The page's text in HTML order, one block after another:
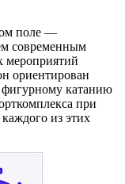
поле —
современным
мероприятий
ориентирован
фигурному катанию
при
из этих